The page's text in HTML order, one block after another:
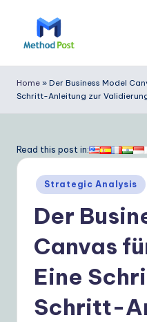
e
t
o
G
Home » Der Business Model
Schritt-Anleitung zur
Read this post in:
Posted
in
Strategic Analysis
Der
Canvas
Eine
Schritt-